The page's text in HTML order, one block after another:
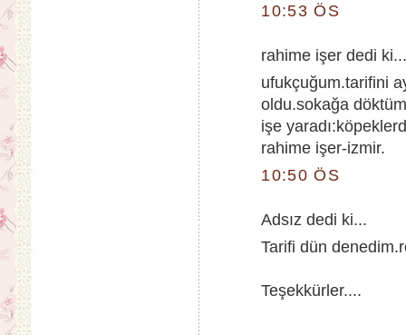
10:53 ÖS
rahime işer dedi
ufukçuğum.tarifini
oldu.sokağa
işe
rahime işer-izmir.
10:50 ÖS
Adsız dedi ki...
Tarifi dün
Teşekkürler....